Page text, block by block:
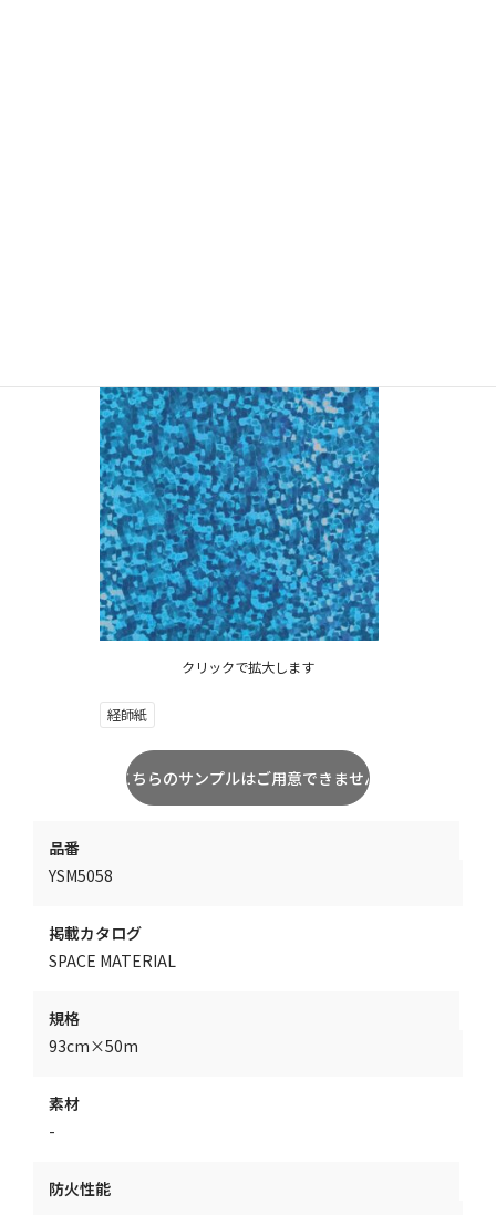
クリックで拡大します
経師紙
品番
YSM5058
掲載カタログ
SPACE MATERIAL
規格
93cm×50m
素材
-
防火性能